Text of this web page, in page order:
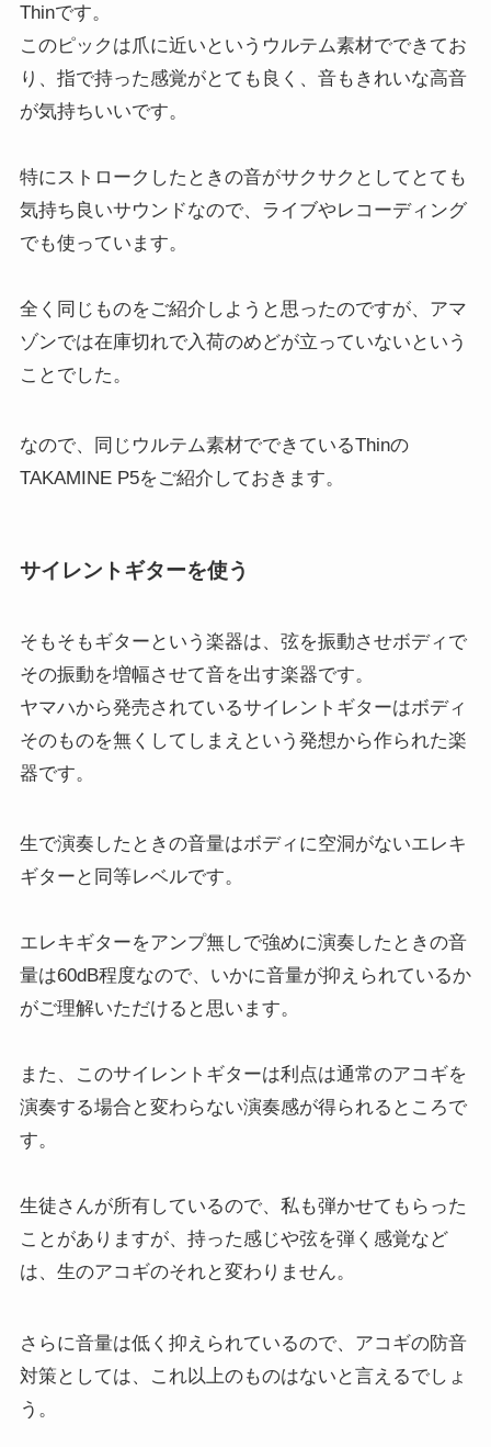
Thinです。
このピックは爪に近いというウルテム素材でできてお
り、指で持った感覚がとても良く、音もきれいな高音
が気持ちいいです。
特にストロークしたときの音がサクサクとしてとても
気持ち良いサウンドなので、ライブやレコーディング
でも使っています。
全く同じものをご紹介しようと思ったのですが、アマ
ゾンでは在庫切れで入荷のめどが立っていないという
ことでした。
なので、同じウルテム素材でできているThinの
TAKAMINE P5をご紹介しておきます。
サイレントギターを使う
そもそもギターという楽器は、弦を振動させボディで
その振動を増幅させて音を出す楽器です。
ヤマハから発売されているサイレントギターはボディ
そのものを無くしてしまえという発想から作られた楽
器です。
生で演奏したときの音量はボディに空洞がないエレキ
ギターと同等レベルです。
エレキギターをアンプ無しで強めに演奏したときの音
量は60dB程度なので、いかに音量が抑えられているか
がご理解いただけると思います。
また、このサイレントギターは利点は通常のアコギを
演奏する場合と変わらない演奏感が得られるところで
す。
生徒さんが所有しているので、私も弾かせてもらった
ことがありますが、持った感じや弦を弾く感覚など
は、生のアコギのそれと変わりません。
さらに音量は低く抑えられているので、アコギの防音
対策としては、これ以上のものはないと言えるでしょ
う。